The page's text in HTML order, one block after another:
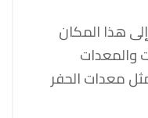
هذا المكان
والمعدات
معدات الحفر